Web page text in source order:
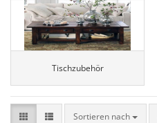
Tischzubehör
Sortieren nach
Sortieren nach